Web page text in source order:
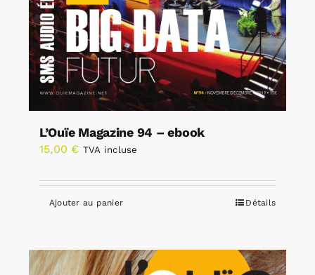
L’Ouïe Magazine 94 – ebook
15,00 € TVA incluse
Ajouter au panier Détails